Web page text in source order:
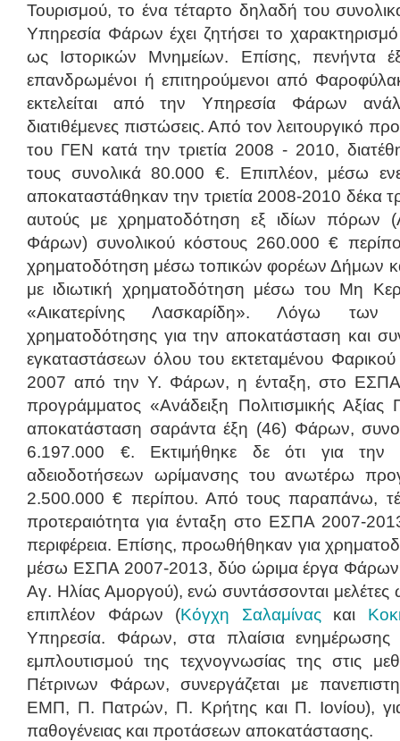
Τουρισμού, το ένα τέταρτο δηλαδή του
Υπηρεσία Φάρων έχει ζητήσει το
ως Ιστορικών Μνημείων. Επίσης, πενήντα
επανδρωμένοι ή επιτηρούμενοι από
εκτελείται από την Υπηρεσία Φάρων
διατιθέμενες πιστώσεις. Από τον λειτουργικό
του ΓΕΝ κατά την τριετία 2008 - 2010,
τους συνολικά 80.000 €. Επιπλέον, μέσω
αποκαταστάθηκαν την τριετία 2008-2010 δέκα
αυτούς με χρηματοδότηση εξ ιδίων πόρων
Φάρων) συνολικού κόστους 260.000 €
χρηματοδότηση μέσω τοπικών φορέων Δήμων
με ιδιωτική χρηματοδότηση μέσω του Μη
«Αικατερίνης Λασκαρίδη». Λόγω των
χρηματοδότησης για την αποκατάσταση και
εγκαταστάσεων όλου του εκτεταμένου
2007 από την Υ. Φάρων, η ένταξη, στο
προγράμματος «Ανάδειξη Πολιτισμικής
αποκατάσταση σαράντα έξη (46) Φάρων,
6.197.000 €. Εκτιμήθηκε δε ότι για την
αδειοδοτήσεων ωρίμανσης του ανωτέρω
2.500.000 € περίπου. Από τους παραπάνω,
προτεραιότητα για ένταξη στο ΕΣΠΑ 2007-
περιφέρεια. Επίσης, προωθήθηκαν για
μέσω ΕΣΠΑ 2007-2013, δύο ώριμα έργα
Αγ. Ηλίας Αμοργού), ενώ συντάσσονται μελέτες
επιπλέον Φάρων (Κόγχη Σαλαμίνας και
Υπηρεσία. Φάρων, στα πλαίσια ενημέρωσης
εμπλουτισμού της τεχνογνωσίας της στις
Πέτρινων Φάρων, συνεργάζεται με
ΕΜΠ, Π. Πατρών, Π. Κρήτης και Π. Ιονίου),
παθογένειας και προτάσεων αποκατάστασης.